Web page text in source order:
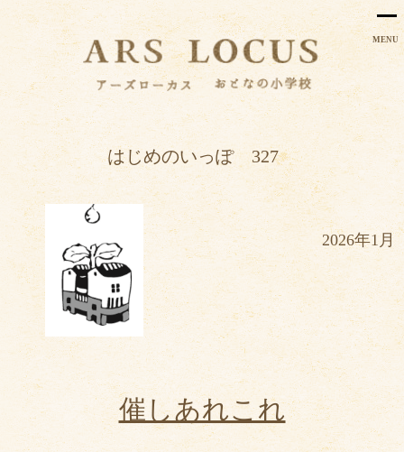
MENU
はじめのいっぽ 327
2026年1月
催しあれこれ